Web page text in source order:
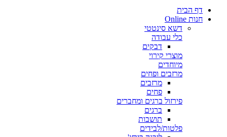
דף הבית
חנות Online
דשא סינטטי
כלי עבודה
דבקים
מוצרי קירוי
מיוחדים
מרזבים ופחים
מרזבים
פחים
פירזול ברגים ומחברים
ברגים
תושבות
פלטות/לבידים